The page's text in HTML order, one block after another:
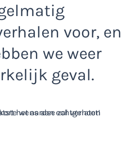
voor, en
we weer
geval.